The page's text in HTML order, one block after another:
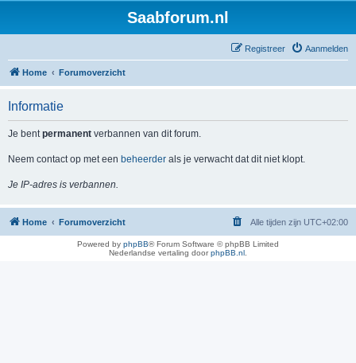
Saabforum.nl
Aanmelden
Registreer
Home Forumoverzicht
Informatie
Je bentpermanent verbannen van dit forum.
Neem contact op met een beheerder als je verwacht dat dit niet klopt.
Je IP-adres is verbannen.
Home Forumoverzicht Alle tijden zijn UTC+02:00
Powered by phpBB® Forum Software © phpBB Limited
Nederlandse vertaling doorphpBB.nl